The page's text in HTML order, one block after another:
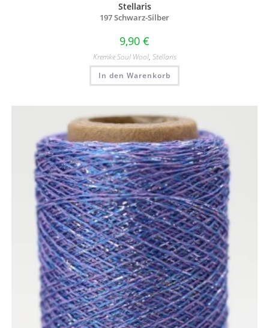
Stellaris
197 Schwarz-Silber
9,90 €
Kremke Soul Wool, Stellaris
In den Warenkorb